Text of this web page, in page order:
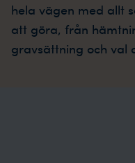
hela vägen med allt
att göra, från
gravsättning och val